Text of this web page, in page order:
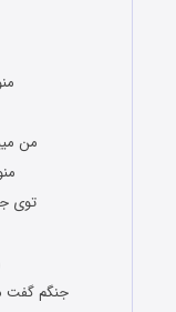
من
توی
جنگم گفت